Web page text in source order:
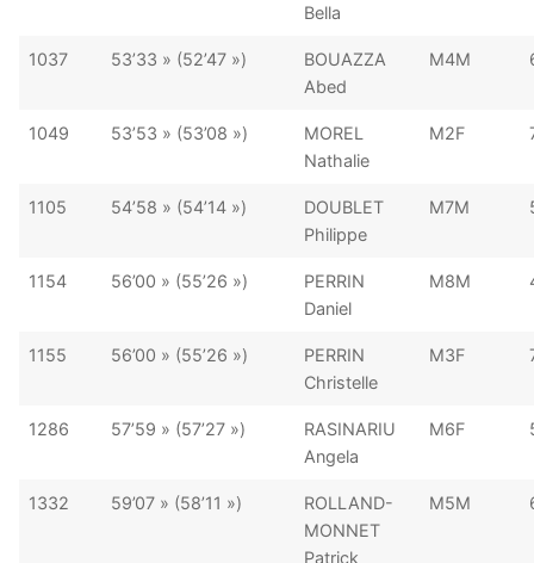
Bella
1037 53’33 » (52’47 »)
BOUAZZA
Abed
M4M
1049 53’53 » (53’08 »)
MOREL
Nathalie
M2F
1105 54’58 » (54’14 »)
DOUBLET
Philippe
M7M
1154 56’00 » (55’26 »)
PERRIN
Daniel
M8M
1155 56’00 » (55’26 »)
PERRIN
Christelle
M3F
1286 57’59 » (57’27 »)
RASINARIU
Angela
M6F
1332 59’07 » (58’11 »)
ROLLAND-
MONNET
Patrick
M5M